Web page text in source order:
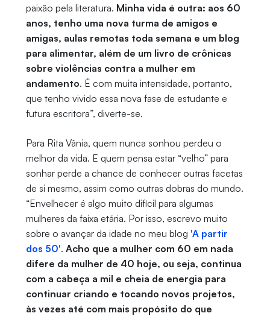
paixão pela literatura. Minha vida é outra: aos 60
anos, tenho uma nova turma de amigos e
amigas, aulas remotas toda semana e um blog
para alimentar, além de um livro de crônicas
sobre violências contra a mulher em
andamento. É com muita intensidade, portanto,
que tenho vivido essa nova fase de estudante e
futura escritora”, diverte-se.
Para Rita Vânia, quem nunca sonhou perdeu o
melhor da vida. E quem pensa estar “velho” para
sonhar perde a chance de conhecer outras facetas
de si mesmo, assim como outras dobras do mundo.
“Envelhecer é algo muito difícil para algumas
mulheres da faixa etária. Por isso, escrevo muito
sobre o avançar da idade no meu blog 'A partir
dos 50'. Acho que a mulher com 60 em nada
difere da mulher de 40 hoje, ou seja, continua
com a cabeça a mil e cheia de energia para
continuar criando e tocando novos projetos,
às vezes até com mais propósito do que